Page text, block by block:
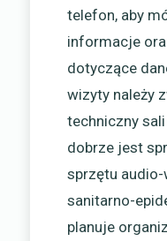
telefon, aby
informacje
dotyczące
wizyty należy
techniczny
dobrze jest
sprzętu
sanitarno-
planuje